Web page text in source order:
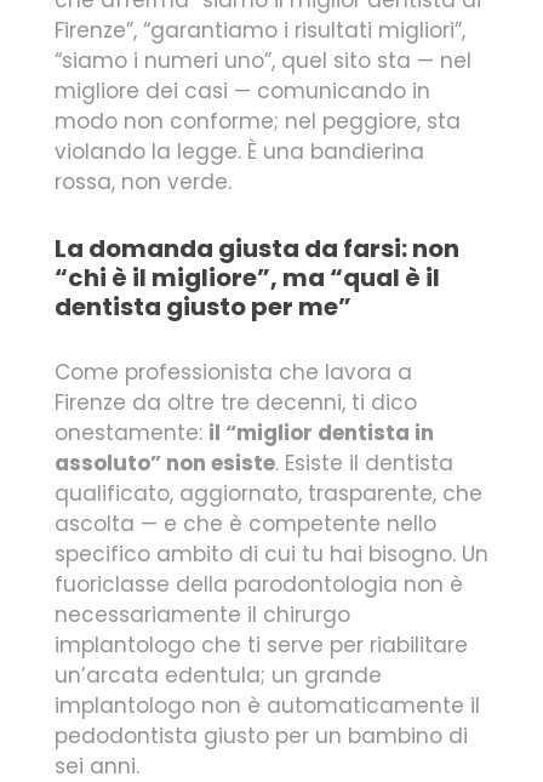
Firenze”, “garantiamo i risultati migliori”,
“siamo i numeri uno”, quel sito sta — nel
migliore dei casi — comunicando in
modo non conforme; nel peggiore, sta
violando la legge. È una bandierina
rossa, non verde.
La domanda giusta da farsi: non
“chi è il migliore”, ma “qual è il
dentista giusto per me”
Come professionista che lavora a
Firenze da oltre tre decenni, ti dico
onestamente: il “miglior dentista in
assoluto” non esiste. Esiste il dentista
qualificato, aggiornato, trasparente, che
ascolta — e che è competente nello
specifico ambito di cui tu hai bisogno. Un
fuoriclasse della parodontologia non è
necessariamente il chirurgo
implantologo che ti serve per riabilitare
un’arcata edentula; un grande
implantologo non è automaticamente il
pedodontista giusto per un bambino di
sei anni.